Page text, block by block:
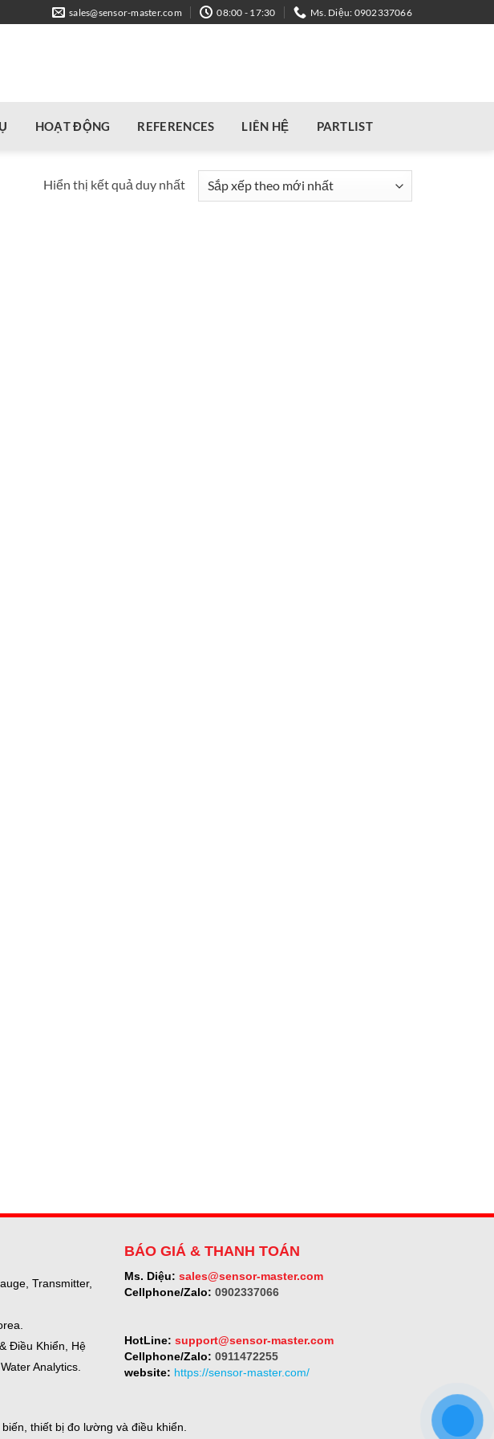
sales@sensor-master.com 08:00 - 17:30 Ms. Diệu: 0902337066
HOẠT ĐỘNG REFERENCES LIÊN HỆ PARTLIST
Hiển thị kết quả duy nhất
Transmitter,
Điều Khiển, Hệ
Analytics.
BÁO GIÁ & THANH TOÁN
Ms. Diệu: sales@sensor-master.com
Cellphone/Zalo: 0902337066
HotLine: support@sensor-master.com
Cellphone/Zalo: 0911472255
website: https://sensor-master.com/
thiết bị đo lường và điều khiển.